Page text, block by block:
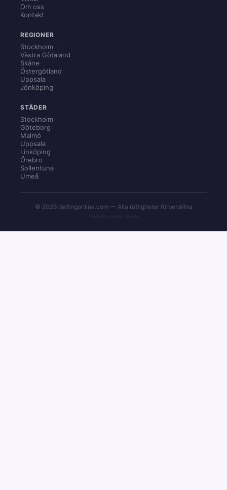
Om oss
Kontakt
REGIONER
Stockholm
Västra Götaland
Skåne
Östergötland
Uppsala
Jönköping
STÄDER
Stockholm
Göteborg
Malmö
Uppsala
Linköping
Örebro
Sollentuna
Umeå
© 2026 dejtingonline.com — Alla rättigheter förbehållna